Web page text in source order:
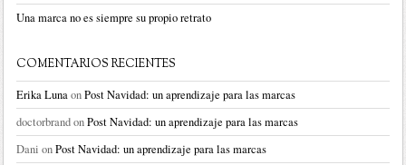
Una marca no es siempre su propio retrato
COMENTARIOS RECIENTES
Erika LunaonPost Navidad: un aprendizaje para las marcas
doctorbrandonPost Navidad: un aprendizaje para las marcas
Dani onPost Navidad: un aprendizaje para las marcas